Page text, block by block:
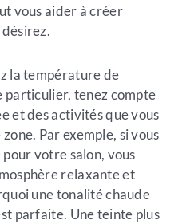
vous aider à créer
désirez.
la température de
particulier, tenez compte
et des activités que vous
Par exemple, si vous
votre salon, vous
relaxante et
une tonalité chaude
parfaite. Une teinte plus